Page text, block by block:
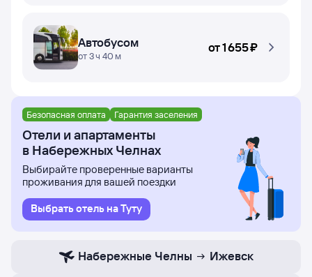
Автобусом
от 3 ч 40 м
от1 ⁠655 ⁠₽
Безопасная оплата Гарантия заселения
Отели и апартаменты
в Набережных Челнах
Выбирайте проверенные варианты
проживания для вашей поездки
Выбрать отель на Туту
Набережные Челны Ижевск